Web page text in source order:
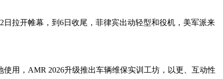
拉开帷幕，到6日收尾，菲律宾出动轻型和役机，美军派来
，AMR 2026升级推出车辆维保实训工坊，以更、互动性